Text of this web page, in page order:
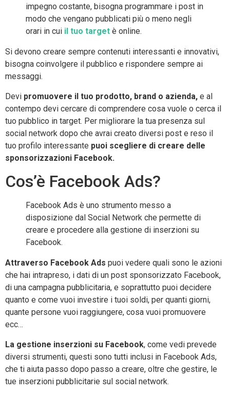
impegno costante, bisogna programmare i post in
modo che vengano pubblicati più o meno negli
orari in cui il tuo target è online.
Si devono creare sempre contenuti interessanti e innovativi,
bisogna coinvolgere il pubblico e rispondere sempre ai
messaggi.
Devi promuovere il tuo prodotto, brand o azienda, e al
contempo devi cercare di comprendere cosa vuole o cerca il
tuo pubblico in target. Per migliorare la tua presenza sul
social network dopo che avrai creato diversi post e reso il
tuo profilo interessante puoi scegliere di creare delle
sponsorizzazioni Facebook.
Cos’è Facebook Ads?
Facebook Ads è uno strumento messo a
disposizione dal Social Network che permette di
creare e procedere alla gestione di inserzioni su
Facebook.
Attraverso Facebook Ads puoi vedere quali sono le azioni
che hai intrapreso, i dati di un post sponsorizzato Facebook,
di una campagna pubblicitaria, e soprattutto puoi decidere
quanto e come vuoi investire i tuoi soldi, per quanti giorni,
quante persone vuoi raggiungere, cosa vuoi promuovere
ecc…
La gestione inserzioni su Facebook, come vedi prevede
diversi strumenti, questi sono tutti inclusi in Facebook Ads,
che ti aiuta passo dopo passo a creare, oltre che gestire, le
tue inserzioni pubblicitarie sul social network.